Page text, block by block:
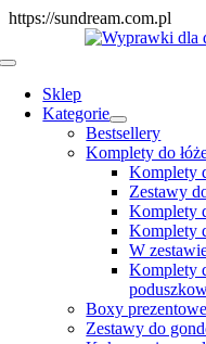
https://sundream.com.pl
to
Toggle
Navigation
Sklep
Kategorie
Bestsellery
Komplety do
Komplety
Zestawy
Komplety
Komplety
W
Komplety
Boxy
Zestawy do